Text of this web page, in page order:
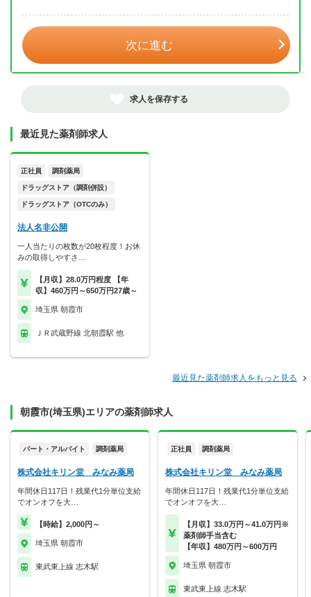
次に進む
求人を保存する
最近見た薬剤師求人
正社員 調剤薬局
ドラッグストア（調剤併設）
ドラッグストア（OTCのみ）
法人名非公開
一人当たりの枚数が20枚程度！お休
みの取得しやすさ…
【月収】28.0万円程度 【年
収】460万円～650万円27歳～
埼玉県 朝霞市
ＪＲ武蔵野線 北朝霞駅 他
最近見た薬剤師求人をもっと見る
朝霞市(埼玉県)エリアの薬剤師求人
パート・アルバイト 調剤薬局
株式会社キリン堂 みなみ薬局
年間休日117日！残業代1分単位支給
でオンオフを大…
【時給】2,000円～
埼玉県 朝霞市
東武東上線 志木駅
正社員 調剤薬局
株式会社キリン堂 みなみ薬局
年間休日117日！残業代1分単位支給
でオンオフを大…
【月収】33.0万円～41.0万円※
薬剤師手当含む
【年収】480万円～600万円
埼玉県 朝霞市
東武東上線 志木駅